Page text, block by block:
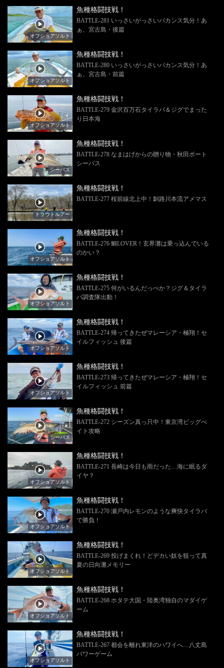
オフショアソルト
魚種格闘技戦！
BATTLE-281 いっさいがっさいバカンス気分！あ
ぁ、宮古島・後篇
オフショアソルト
魚種格闘技戦！
BATTLE-280 いっさいがっさいバカンス気分！あ
ぁ、宮古島・前篇
オフショアソルト
魚種格闘技戦！
BATTLE-279 金沢百万石タイラバ＆ジグでまった
り日本海
シーバス
魚種格闘技戦！
BATTLE-278 なまはげからの贈り物・秋田ボート
シーバス
トラウトルアー
魚種格闘技戦！
BATTLE-277 桜前線北上中！釧路川本流アメマス
オフショアソルト
魚種格闘技戦！
BATTLE-276 鯛LOVER！玄界灘は乗っ込んでいる
のかい？
オフショアソルト
魚種格闘技戦！
BATTLE-275 何がいるんだっぺか？ジグ＆タイラ
バ調査隊出動！
オフショアソルト
魚種格闘技戦！
BATTLE-274 帰ってきたぜマレーシア・極翔！セ
イルフィッシュ 後篇
オフショアソルト
魚種格闘技戦！
BATTLE-273 帰ってきたぜマレーシア・極翔！セ
イルフィッシュ 前篇
シーバス
魚種格闘技戦！
BATTLE-272 シーズン真っ只中！東京湾ビッグべ
イト攻略
オフショアソルト
魚種格闘技戦！
BATTLE-271 長崎は今日も雨だった…海に眠るダ
イヤ？
オフショアソルト
魚種格闘技戦！
BATTLE-270 瀬戸内レモンのような爽快タイラバ
で勝負！
オフショアソルト
魚種格闘技戦！
BATTLE-269 投げまくれ！どデカい奴を狙って真
夏の日向灘メモリー
オフショアソルト
魚種格闘技戦！
BATTLE-268 ホタテ大国・陸奥湾独自のマダイゲ
ーム
オフショアソルト
魚種格闘技戦！
BATTLE-267 都会を離れ東洋のハワイへ…八丈島
パワーゲーム